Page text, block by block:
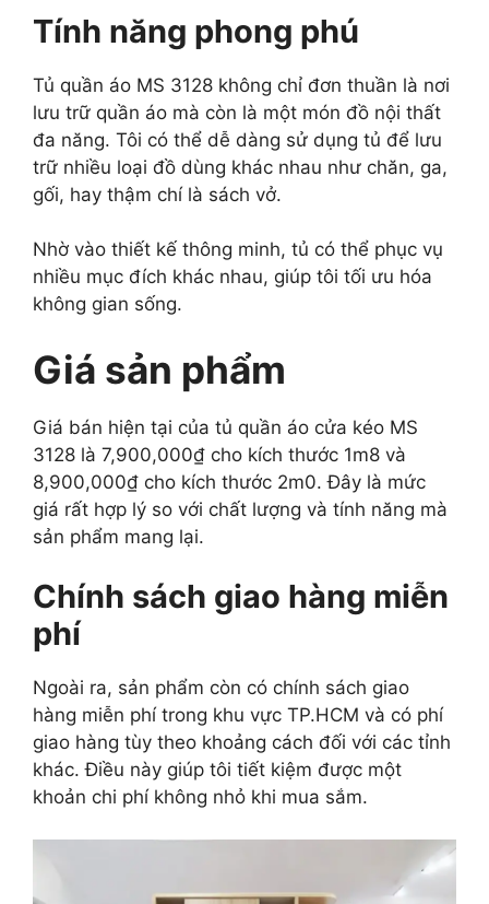
Tính năng phong phú
Tủ quần áo MS 3128 không chỉ đơn thuần là nơi
lưu trữ quần áo mà còn là một món đồ nội thất
đa năng. Tôi có thể dễ dàng sử dụng tủ để lưu
trữ nhiều loại đồ dùng khác nhau như chăn, ga,
gối, hay thậm chí là sách vở.
Nhờ vào thiết kế thông minh, tủ có thể phục vụ
nhiều mục đích khác nhau, giúp tôi tối ưu hóa
không gian sống.
Giá sản phẩm
Giá bán hiện tại của tủ quần áo cửa kéo MS
3128 là 7,900,000₫ cho kích thước 1m8 và
8,900,000₫ cho kích thước 2m0. Đây là mức
giá rất hợp lý so với chất lượng và tính năng mà
sản phẩm mang lại.
Chính sách giao hàng miễn
phí
Ngoài ra, sản phẩm còn có chính sách giao
hàng miễn phí trong khu vực TP.HCM và có phí
giao hàng tùy theo khoảng cách đối với các tỉnh
khác. Điều này giúp tôi tiết kiệm được một
khoản chi phí không nhỏ khi mua sắm.